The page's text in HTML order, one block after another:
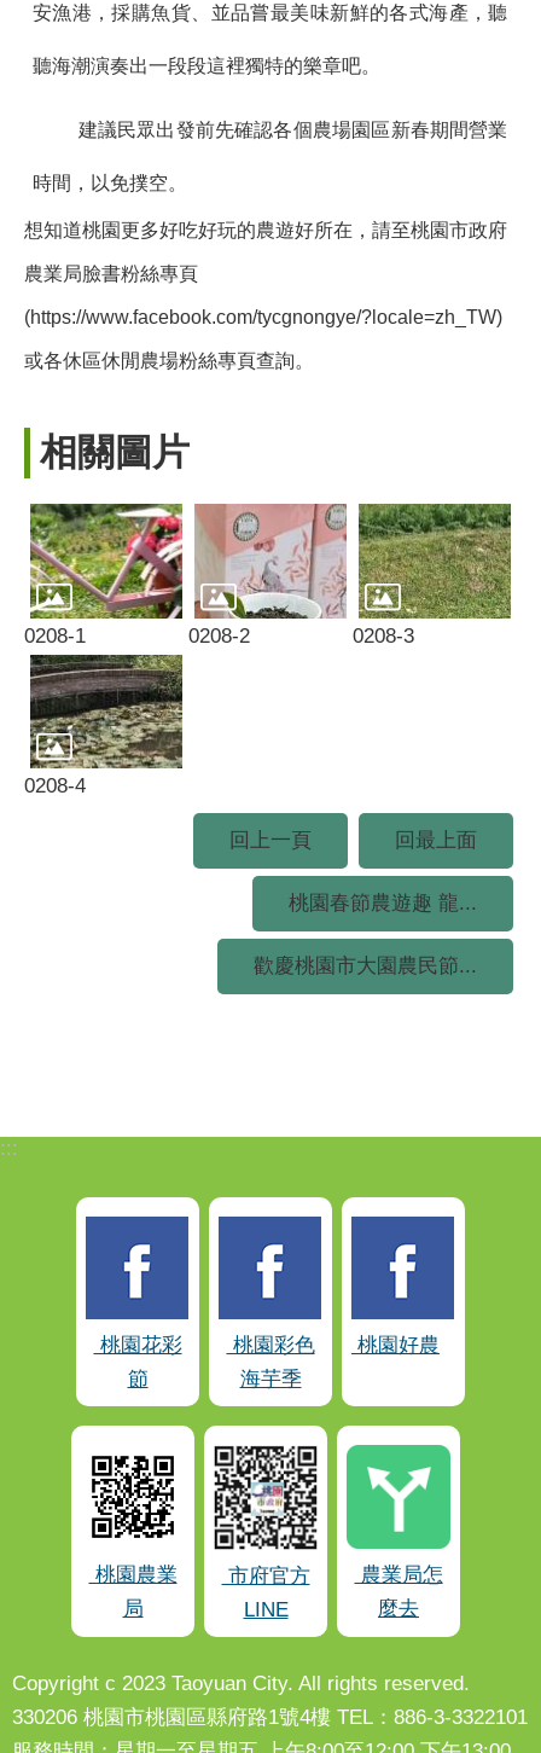
安漁港，採購魚貨、並品嘗最美味新鮮的各式海產，聽
聽海潮演奏出一段段這裡獨特的樂章吧。
建議民眾出發前先確認各個農場園區新春期間營業
時間，以免撲空。
想知道桃園更多好吃好玩的農遊好所在，請至桃園市政府
農業局臉書粉絲專頁
(https://www.facebook.com/tycgnongye/?locale=zh_TW)
或各休區休閒農場粉絲專頁查詢。
相關圖片
0208-1 0208-2 0208-3
0208-4
回上一頁 回最上面
桃園春節農遊趣 龍...
歡慶桃園市大園農民節...
:::
桃園花彩
節
桃園彩色
海芋季
桃園好農
桃園農業
局
市府官方
LINE
農業局怎
麼去
Copyright c 2023 Taoyuan City. All rights reserved.
330206 桃園市桃園區縣府路1號4樓 TEL：886-3-3322101